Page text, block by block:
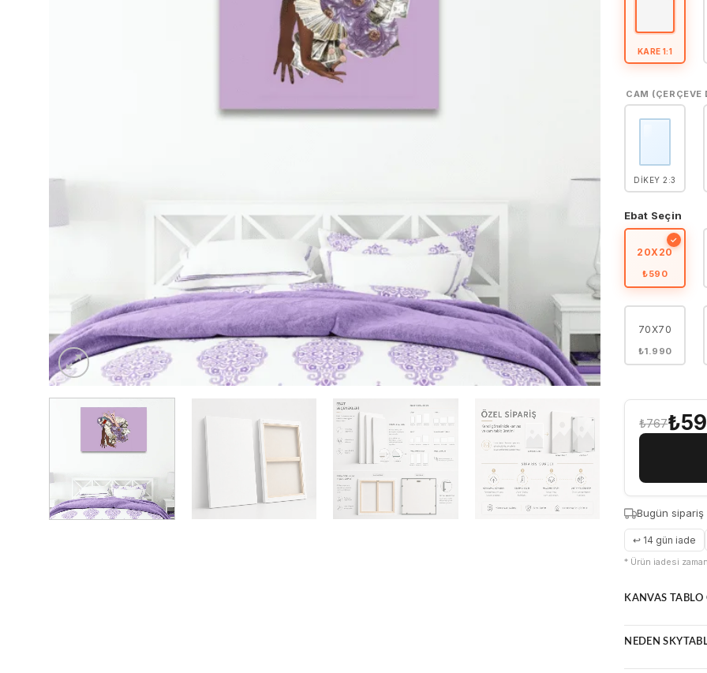
KARE 1:1
CAM (ÇERÇEVE
DIKEY 2:3
Ebat Seçin
20X20
₺590
✓
70X70
₺1.990
₺767
Bugün sipariş
↩ 14 gün iade
* Ürün iadesi
KANVAS TABLO
Çerçeveli
NEDEN